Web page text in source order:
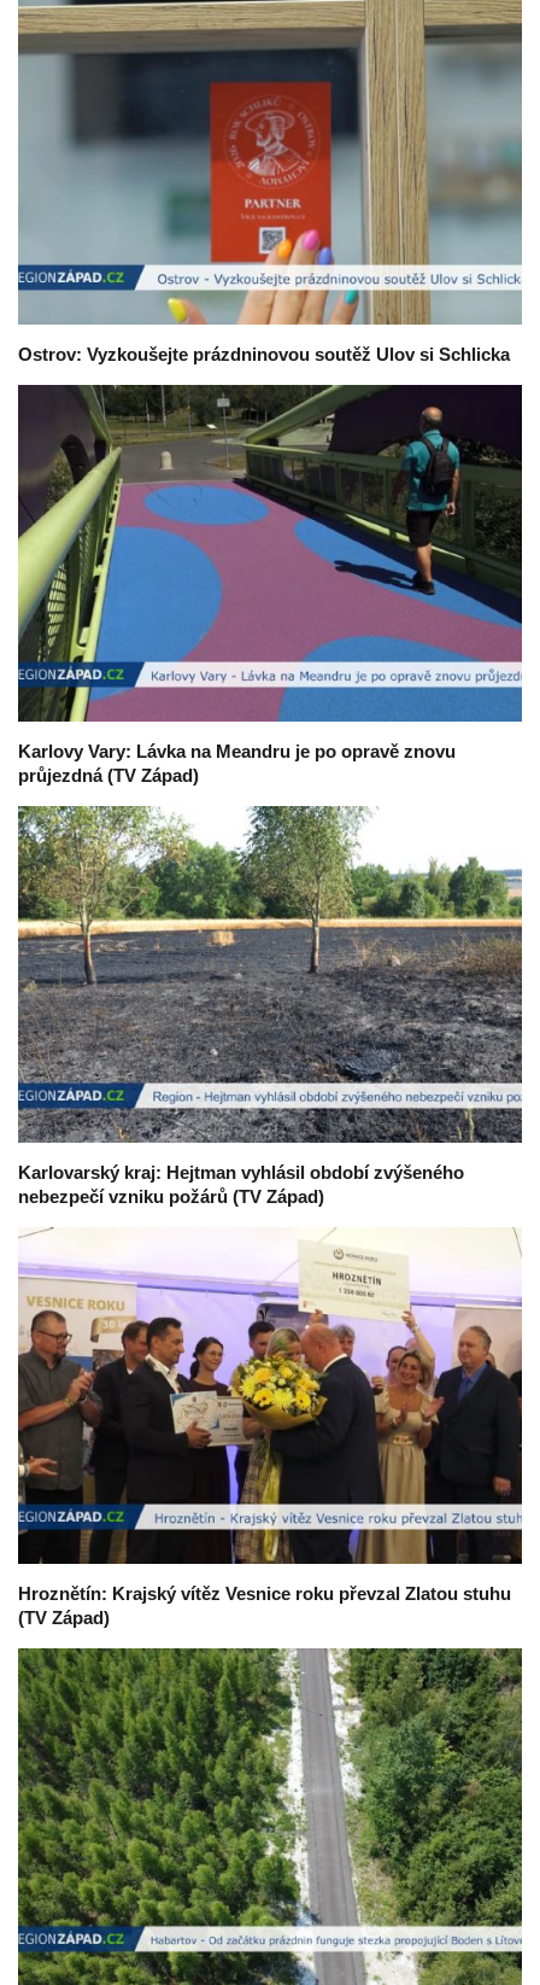
Ostrov: Vyzkoušejte prázdninovou soutěž Ulov si Schlicka
Karlovy Vary: Lávka na Meandru je po opravě znovu
průjezdná (TV Západ)
Karlovarský kraj: Hejtman vyhlásil období zvýšeného
nebezpečí vzniku požárů (TV Západ)
Hroznětín: Krajský vítěz Vesnice roku převzal Zlatou stuhu
(TV Západ)